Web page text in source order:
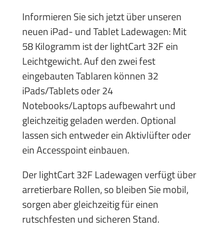
Informieren Sie sich jetzt über unseren
neuen iPad- und Tablet Ladewagen: Mit
58 Kilogramm ist der lightCart 32F ein
Leichtgewicht. Auf den zwei fest
eingebauten Tablaren können 32
iPads/Tablets oder 24
Notebooks/Laptops aufbewahrt und
gleichzeitig geladen werden. Optional
lassen sich entweder ein Aktivlüfter oder
ein Accesspoint einbauen.
Der lightCart 32F Ladewagen verfügt über
arretierbare Rollen, so bleiben Sie mobil,
sorgen aber gleichzeitig für einen
rutschfesten und sicheren Stand.